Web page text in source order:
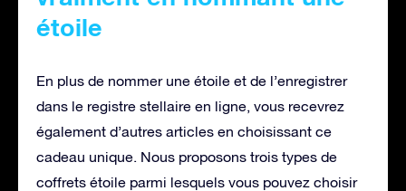
étoile
En plus de nommer une étoile et de l’enregistrer
dans le registre stellaire en ligne, vous recevrez
également d’autres articles en choisissant ce
cadeau unique. Nous proposons trois types de
coffrets étoile parmi lesquels vous pouvez choisir